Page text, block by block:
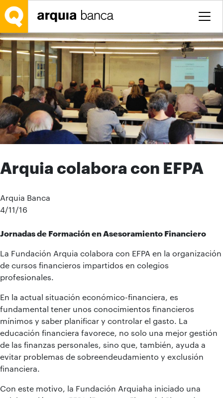
Saltar al contenido principal
Arquia colabora con EFPA
Arquia Banca
4/11/16
Jornadas de Formación en Asesoramiento Financiero
La Fundación Arquia colabora con EFPA en la organización
de cursos financieros impartidos en colegios
profesionales.
En la actual situación económico-financiera, es
fundamental tener unos conocimientos financieros
mínimos y saber planificar y controlar el gasto. La
educación financiera favorece, no solo una mejor gestión
de las finanzas personales, sino que, también, ayuda a
evitar problemas de sobreendeudamiento y exclusión
financiera.
Con este motivo, la Fundación Arquiaha iniciado una